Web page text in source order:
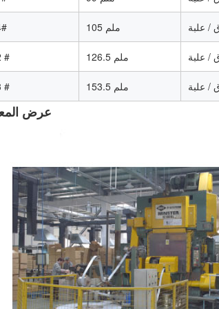
105 ملم
# 126.5 ملم
# 153.5 ملم
عرض